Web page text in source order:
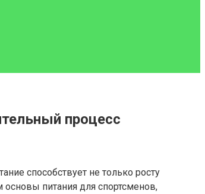
процесс
способствует не только росту
питания для спортсменов,